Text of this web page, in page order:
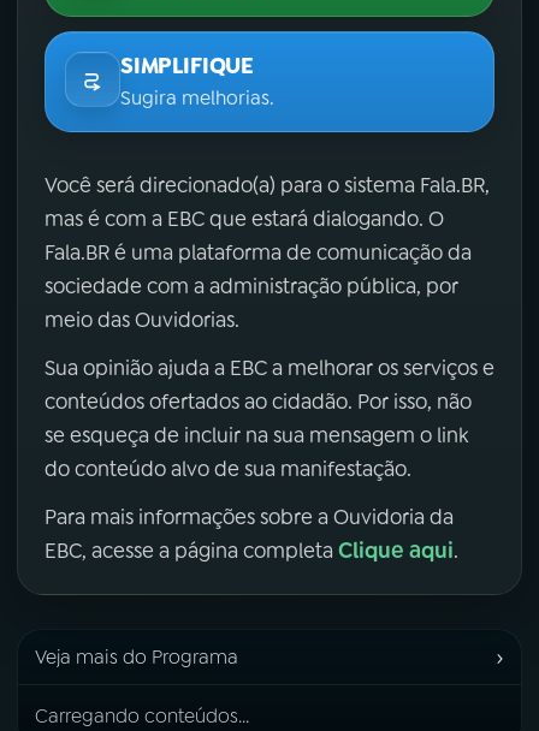
SIMPLIFIQUE
Sugira melhorias.
Você será direcionado(a) para o sistema Fala.BR,
mas é com a EBC que estará dialogando. O
Fala.BR é uma plataforma de comunicação da
sociedade com a administração pública, por
meio das Ouvidorias.
Sua opinião ajuda a EBC a melhorar os serviços e
conteúdos ofertados ao cidadão. Por isso, não
se esqueça de incluir na sua mensagem o link
do conteúdo alvo de sua manifestação.
Para mais informações sobre a Ouvidoria da
EBC, acesse a página completa Clique aqui.
Veja mais do Programa ›
Carregando conteúdos...